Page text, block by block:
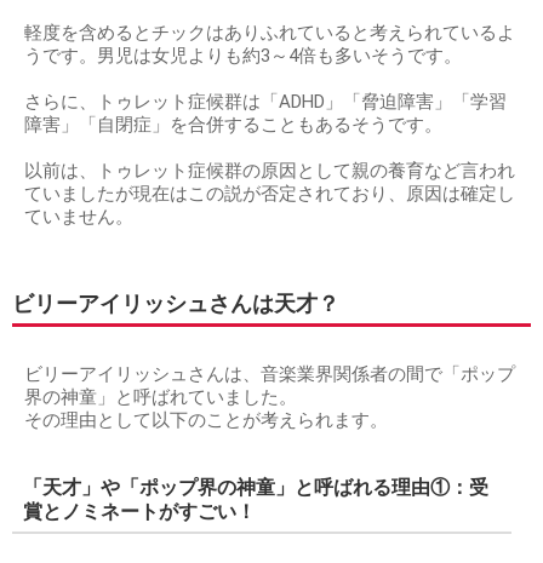
軽度を含めるとチックはありふれていると考えられているよ
うです。男児は女児よりも約3～4倍も多いそうです。
さらに、トゥレット症候群は「ADHD」「脅迫障害」「学習
障害」「自閉症」を合併することもあるそうです。
以前は、トゥレット症候群の原因として親の養育など言われ
ていましたが現在はこの説が否定されており、原因は確定し
ていません。
ビリーアイリッシュさんは天才？
ビリーアイリッシュさんは、音楽業界関係者の間で「ポップ
界の神童」と呼ばれていました。
その理由として以下のことが考えられます。
「天才」や「ポップ界の神童」と呼ばれる理由①：受
賞とノミネートがすごい！